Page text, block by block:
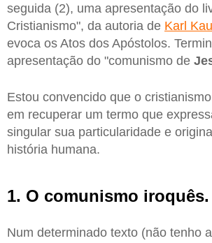
seguida (2), uma apresentação do
Cristianismo", da autoria de Karl
evoca os Atos dos Apóstolos.
apresentação do "comunismo de
Estou convencido que o
em recuperar um termo que
singular sua particularidade e
história humana.
1. O comunismo iroquês.
Num determinado texto (não tenho